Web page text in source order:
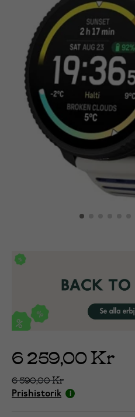
6 259,00 Kr
6 590,00 Kr
Prishistorik